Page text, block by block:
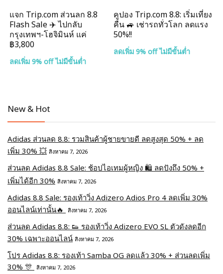
แจก Trip.com ส่วนลก 8.8
Flash Sale ✈️ ไปกลับ
กรุงเทพฯ-โฮจิมินห์ แค่
฿3,800
ลดเพิ่ม 9% off ไม่มีขั้นต่ำ
คูปอง Trip.com 8.8: เริ่มเที่ยง
คืน 🚙 เช่ารถทั่วโลก ลดแรง
50%!!
ลดเพิ่ม 9% off ไม่มีขั้นต่ำ
New & Hot
Adidas ส่วนลด 8.8: รวมสินค้าผู้ชายขายดี ลดสูงสุด 50% + ลด
เพิ่ม 30% 💥 สิงหาคม 7, 2026
ส่วนลด Adidas 8.8 Sale: ช้อปไอเทมผู้หญิง 🛍️ ลดปังถึง 50% +
เพิ่มได้อีก 30% สิงหาคม 7, 2026
Adidas 8.8 Sale: รองเท้าวิ่ง Adizero Adios Pro 4 ลดเพิ่ม 30%
ออนไลน์เท่านั้น🔥
สิงหาคม 7, 2026
ส่วนลด Adidas 8.8: 👟 รองเท้าวิ่ง Adizero EVO SL ตัวดังลดอีก
30% เฉพาะออนไลน์ สิงหาคม 7, 2026
โปร Adidas 8.8: รองเท้า Samba OG ลดแล้ว 30% + ส่วนลดเพิ่ม
30% 🎊 สิงหาคม 7, 2026